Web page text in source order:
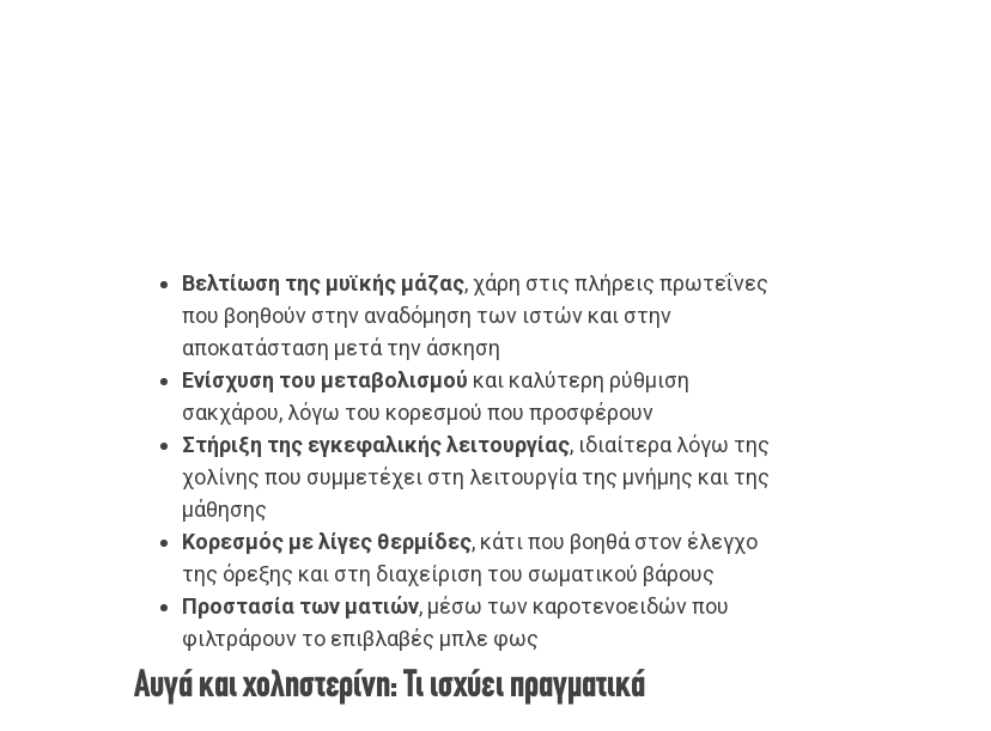
Βελτίωση της μυϊκής μάζας, χάρη στις πλήρεις πρωτεΐνες
που βοηθούν στην αναδόμηση των ιστών και στην
αποκατάσταση μετά την άσκηση
Ενίσχυση του μεταβολισμού και καλύτερη ρύθμιση
σακχάρου, λόγω του κορεσμού που προσφέρουν
Στήριξη της εγκεφαλικής λειτουργίας, ιδιαίτερα λόγω της
χολίνης που συμμετέχει στη λειτουργία της μνήμης και της
μάθησης
Κορεσμός με λίγες θερμίδες, κάτι που βοηθά στον έλεγχο
της όρεξης και στη διαχείριση του σωματικού βάρους
Προστασία των ματιών, μέσω των καροτενοειδών που
φιλτράρουν το επιβλαβές μπλε φως
Αυγά και χοληστερίνη: Τι ισχύει πραγματικά